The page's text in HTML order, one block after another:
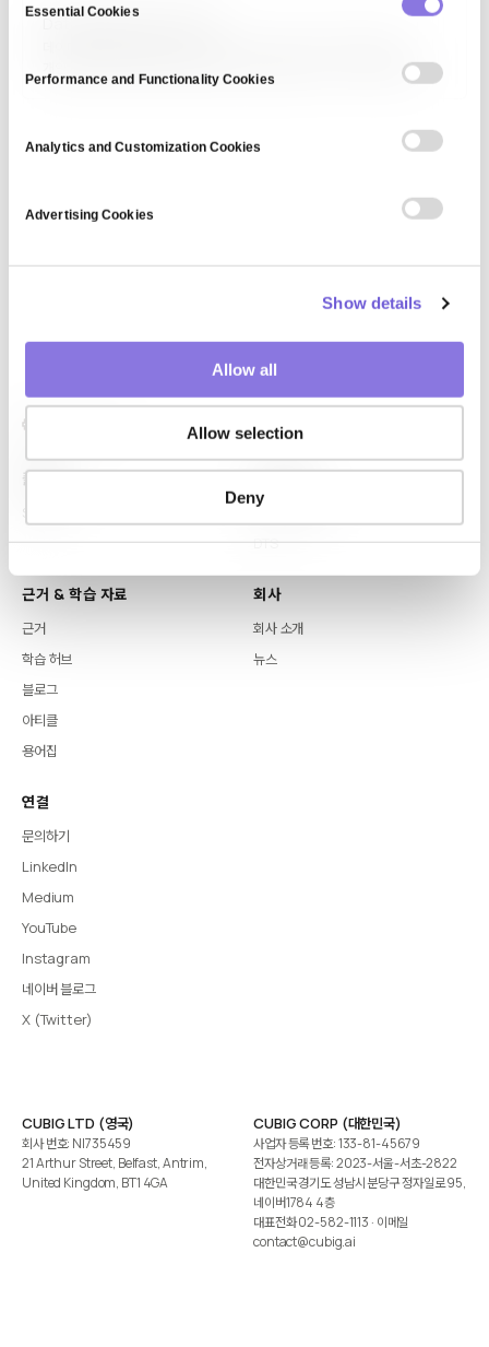
Essential Cookies
Performance and Functionality Cookies
Analytics and Customization Cookies
Advertising Cookies
Show details
Allow all
Allow selection
Deny
Data protection officer
개인정보 보호 규정 준수를 감독하는 전담 역할입니다. GDPR에서 특정
조직에 대해 의무화했으며, 처리 활동 모니터링, 영향 평가 자문,
플랫폼 핵심 역량
LLM Capsule
DTS
근거 & 학습 자료
근거
학습 허브
블로그
아티클
용어집
회사
회사 소개
뉴스
연결
문의하기
LinkedIn
Medium
YouTube
Instagram
네이버 블로그
X (Twitter)
CUBIG LTD (영국)
회사 번호: NI735459
21 Arthur Street, Belfast, Antrim,
United Kingdom, BT1 4GA
CUBIG CORP (대한민국)
사업자 등록 번호: 133-81-45679
전자상거래 등록: 2023-서울-서초-2822
대한민국 경기도 성남시 분당구 정자일로 95,
네이버1784 4층
대표전화02-582-1113 · 이메일
contact@cubig.ai